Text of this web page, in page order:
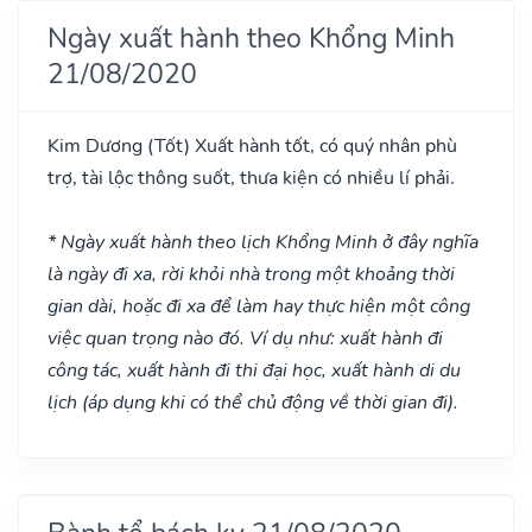
Ngày xuất hành theo Khổng Minh
21/08/2020
Kim Dương (Tốt) Xuất hành tốt, có quý nhân phù
trợ, tài lộc thông suốt, thưa kiện có nhiều lí phải.
* Ngày xuất hành theo lịch Khổng Minh ở đây nghĩa
là ngày đi xa, rời khỏi nhà trong một khoảng thời
gian dài, hoặc đi xa để làm hay thực hiện một công
việc quan trọng nào đó. Ví dụ như: xuất hành đi
công tác, xuất hành đi thi đại học, xuất hành di du
lịch (áp dụng khi có thể chủ động về thời gian đi).